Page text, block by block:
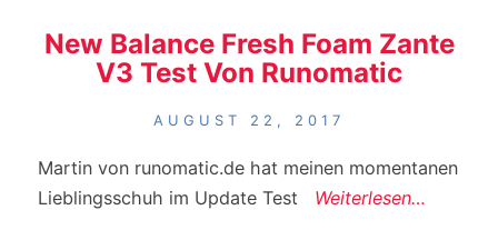
New Balance Fresh Foam Zante
V3 Test Von Runomatic
AUGUST 22, 2017
Martin von runomatic.de hat meinen momentanen
Lieblingsschuh im Update Test Weiterlesen…